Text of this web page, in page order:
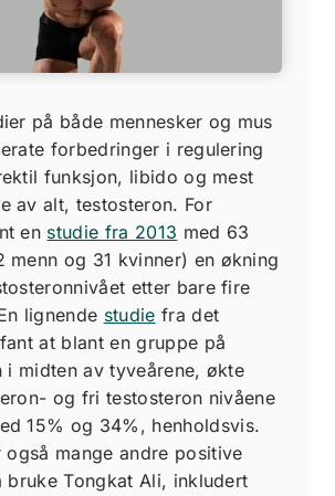
på både mennesker og mus
forbedringer i regulering
funksjon, libido og mest
av alt, testosteron. For
en studie fra 2013 med 63
menn og 31 kvinner) en økning
etter bare fire
lignende studie fra det
at blant en gruppe på
i midten av tyveårene, økte
og fri testosteron nivåene
15% og 34%, henholdsvis.
også mange andre positive
bruke Tongkat Ali, inkludert